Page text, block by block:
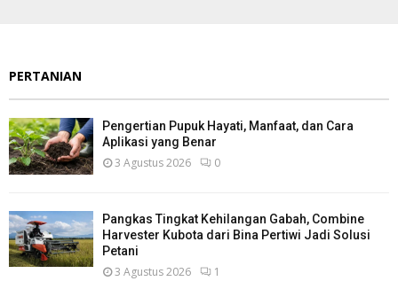
PERTANIAN
Pengertian Pupuk Hayati, Manfaat, dan Cara
Aplikasi yang Benar
3 Agustus 2026 0
Pangkas Tingkat Kehilangan Gabah, Combine
Harvester Kubota dari Bina Pertiwi Jadi Solusi
Petani
3 Agustus 2026 1